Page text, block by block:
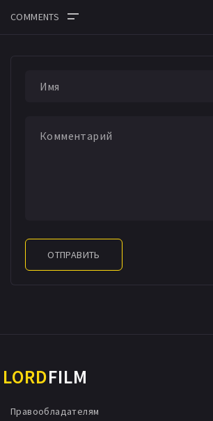
ОТПРАВИТЬ
LORDFILM
Правообладателям